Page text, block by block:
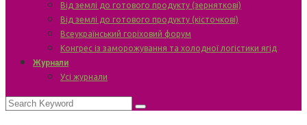
Від землі до готового продукту (зерняткові)
Від землі до готового продукту (кісточкові)
Всеукраїнський горіховий форум
Конгрес із заморожування та холодної логістики ягід
Журнали
Усі журнали